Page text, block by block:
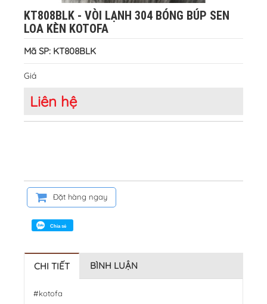
KT808BLK - VÒI LẠNH 304 BÓNG BÚP SEN
LOA KÈN KOTOFA
Mã SP: KT808BLK
Giá
Liên hệ
Đặt hàng ngay
Chia sẻ
CHI TIẾT BÌNH LUẬN
#kotofa